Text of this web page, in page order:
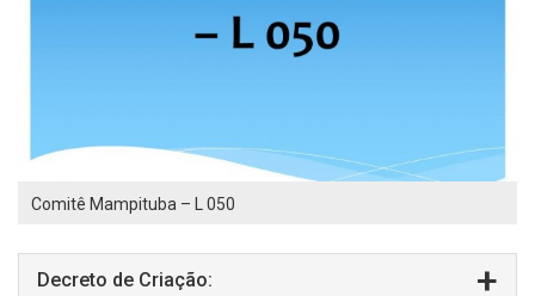
Comitê Mampituba – L 050
Decreto de Criação: